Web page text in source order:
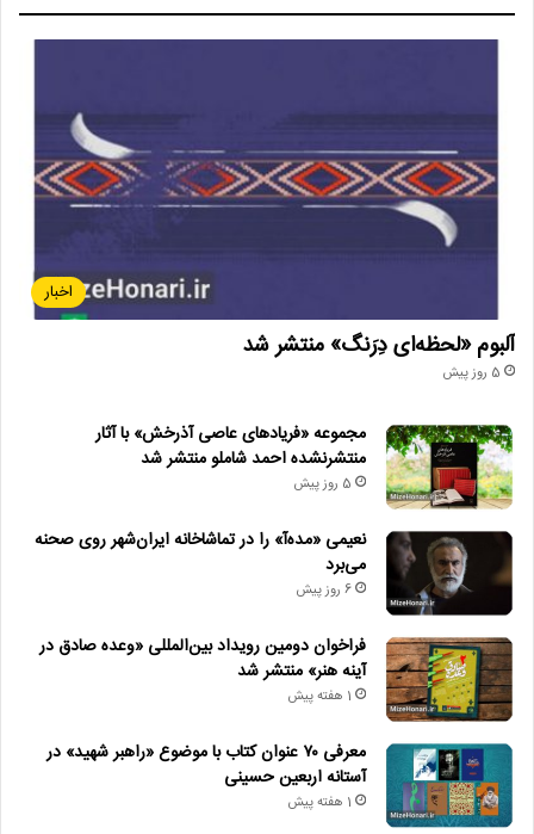
اخبار
آلبوم «لحظه‌ای دِرَنگ» منتشر شد
5 روز پیش
مجموعه «فریادهای عاصی آذرخش» با آثار
منتشرنشده احمد شاملو منتشر شد
5 روز پیش
نعیمی «مده‌آ» را در تماشاخانه ایران‌شهر روی صحنه
می‌برد
6 روز پیش
فراخوان دومین رویداد بین‌المللی «وعده صادق در
آینه هنر» منتشر شد
1 هفته پیش
معرفی ۷۰ عنوان کتاب با موضوع «راهبر شهید» در
آستانه اربعین حسینی
1 هفته پیش